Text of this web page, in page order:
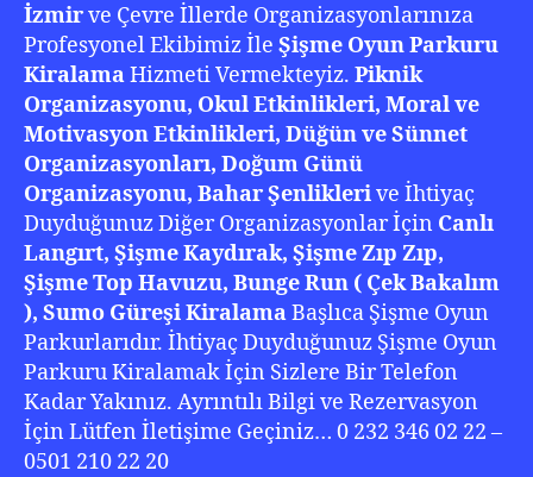
İzmirve Çevre İllerde Organizasyonlarınıza
Profesyonel Ekibimiz İle Şişme Oyun Parkuru
KiralamaHizmeti Vermekteyiz. Piknik
Organizasyonu, Okul Etkinlikleri, Moral ve
Motivasyon Etkinlikleri, Düğün ve Sünnet
Organizasyonları, Doğum Günü
Organizasyonu, Bahar Şenliklerive İhtiyaç
Duyduğunuz Diğer Organizasyonlar İçin Canlı
Langırt, Şişme Kaydırak, Şişme Zıp Zıp,
Şişme Top Havuzu, Bunge Run ( Çek Bakalım
), Sumo Güreşi KiralamaBaşlıca Şişme Oyun
Parkurlarıdır. İhtiyaç Duyduğunuz Şişme Oyun
Parkuru Kiralamak İçin Sizlere Bir Telefon
Kadar Yakınız. Ayrıntılı Bilgi ve Rezervasyon
İçin Lütfen İletişime Geçiniz… 0 232 346 02 22 –
0501 210 22 20